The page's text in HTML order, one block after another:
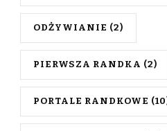
ODŻYWIANIE (2)
PIERWSZA RANDKA (2)
PORTALE RANDKOWE